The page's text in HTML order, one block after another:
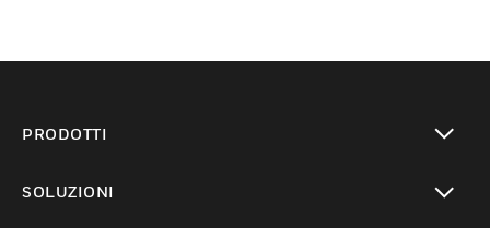
PRODOTTI
SOLUZIONI